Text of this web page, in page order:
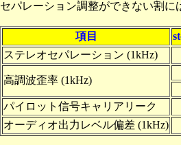
セパレーション調整ができない割に
項目
ステレオセパレーション (1kHz)
高調波歪率 (1kHz)
パイロット信号キャリアリーク
オーディオ出力レベル偏差 (1kHz)